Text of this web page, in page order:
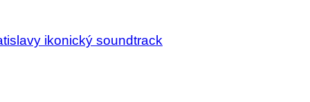
ikonický soundtrack